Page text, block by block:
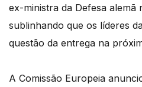
ex-ministra da Defesa alemã
sublinhando que os líderes
questão da entrega na
A Comissão Europeia